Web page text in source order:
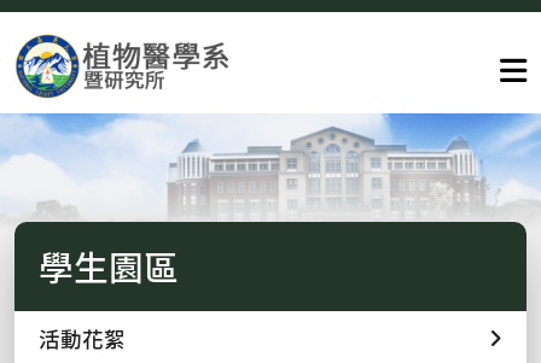
學生園區
活動花絮